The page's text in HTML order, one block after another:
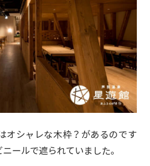
オシャレな木枠？があるのです
ールで遮られていました。